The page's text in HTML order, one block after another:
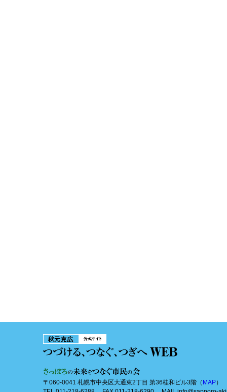
〒060-0041 札幌市中央区大通東2丁目 第36桂和ビル3階（ MAP）